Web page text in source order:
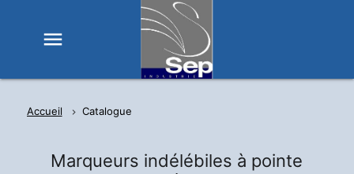
menu
Accueil Catalogue
Marqueurs indélébiles à pointe